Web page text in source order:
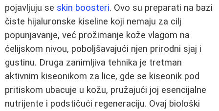
pojavljuju se skin boosteri. Ovo su preparati na bazi
čiste hijaluronske kiseline koji nemaju za cilj
popunjavanje, već prožimanje kože vlagom na
ćelijskom nivou, poboljšavajući njen prirodni sjaj i
gustinu. Druga zanimljiva tehnika je tretman
aktivnim kiseonikom za lice, gde se kiseonik pod
pritiskom ubacuje u kožu, pružajući joj esencijalne
nutrijente i podstičući regeneraciju. Ovaj biološki